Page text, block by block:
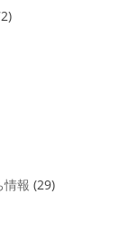
情報 (29)